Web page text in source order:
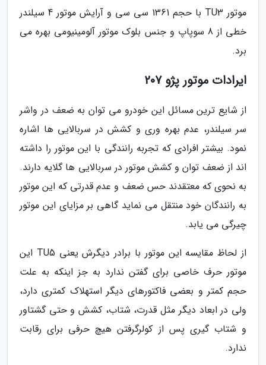
موتور TU3 با حجم 1361 سی سی و آرایش موتور 4 سیلندر
خطی از 8 سوپاپ و جنس بلوک موتور آلومینیومی بهره می
برد.
ایرادات موتور پژو 207
از شایع ترین مسائل این خودرو می توان به ضعف در واشر
سر سیلندر، عدم بهره وری و کشش در سربالایی ها اشاره
نمود. بیشتر افرادی که تجربه رانندگی با این موتور را داشته
اند از ضعف توان و کشش موتور در سربالایی ها گلایه دارند.
به نحوی که معتقدند حس ضعف و عدم قدرتی که این موتور
به رانندگان خود منتقل می نماید گاهی بر مزایای این موتور
چیرگی می یابد.
از لحاظ مقایسه این موتور با برادر دیگرش یعنی TU5 این
موتور حرف خاصی برای گفتن ندارد به جز اینکه به علت
حجم کمتر و بعضی فاکتورهای دیگر استهلاک کمتری دارد،
ولی در ابعاد دیگر مثل قدرت، شتاب، کشش و حتی گشتاور
و شتاب گیری پس از کولرگرفتن هیچ حرفی برای رقابت
ندارد.